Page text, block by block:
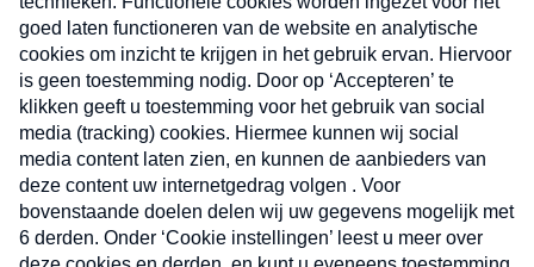
Volg ons op
X
Nieuwsbrief